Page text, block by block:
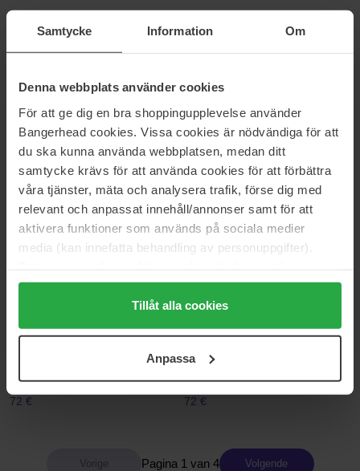
Samtycke Information Om
Denna webbplats använder cookies
För att ge dig en bra shoppingupplevelse använder
Bangerhead cookies. Vissa cookies är nödvändiga för att
du ska kunna använda webbplatsen, medan ditt
samtycke krävs för att använda cookies för att förbättra
våra tjänster, mäta och analysera trafik, förse dig med
relevant och anpassat innehåll/annonser samt för att
aktivera funktioner som används på sociala medier
media (kan innefatta behandling av personuppgifter).
Genom att trycka på "Tillåt alla cookies" accepterar du
alla cookies, medan du under "Detaljer" kan anpassa
användningen av cookies. Du kan när som helst återkalla
samt vår Integritetspolicy.
Tillåt alla cookies
Anpassa
Pour Homme Dylan Blue Set
90 €
Normale prijs 100 €
Eros Najim
155 €
Eros Flame Pour Homme
Shower Gel250 ml
41 €
Eau Fraiche
30 ml
67 €
Versace Versace
100 ml
72 €
Eros
100 ml
72 €
Pagina 1 van 4 Volgende